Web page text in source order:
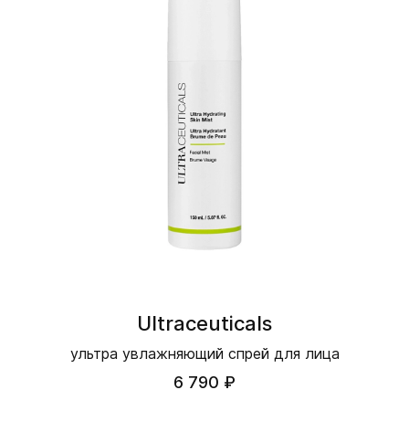
Ultraceuticals
ультра увлажняющий спрей для лица
6 790 ₽